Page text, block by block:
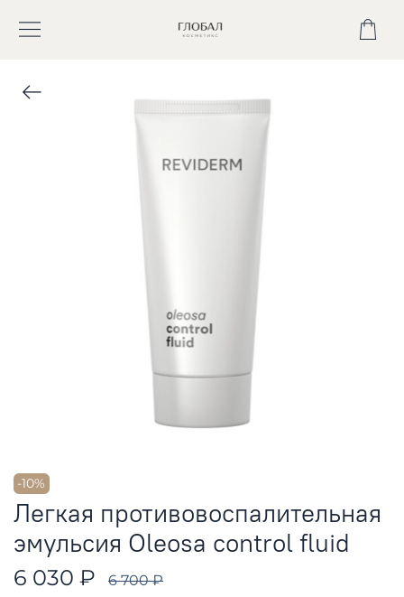
-10%
Легкая противовоспалительная
эмульсия Oleosa control fluid
6 030 ₽ 6 700 ₽